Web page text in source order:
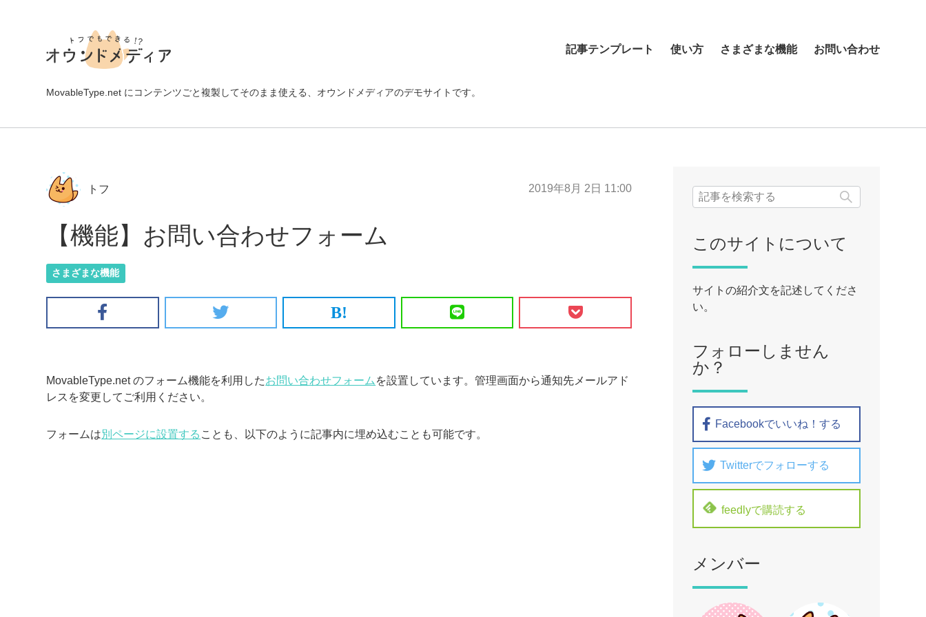
記事テンプレート 使い方 さまざまな機能 お問い合わせ
MovableType.net にコンテンツごと複製してそのまま使える、オウンドメディアのデモサイトです。
トフ 2019年8月 2日 11:00
【機能】お問い合わせフォーム
さまざまな機能
MovableType.net のフォーム機能を利用したお問い合わせフォーム を設置しています。管理画面から通知先メールアド
レスを変更してご利用ください。
フォームは別ページに設置する ことも、以下のように記事内に埋め込むことも可能です。
このサイトについて
サイトの紹介文を記述してくださ
い。
フォローしません
か？
Facebookでいいね！する
Twitterでフォローする
feedlyで購読する
メンバー